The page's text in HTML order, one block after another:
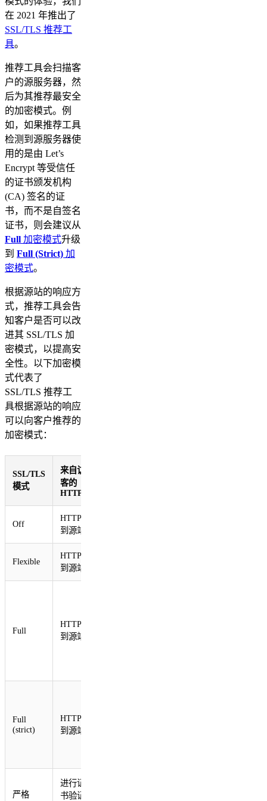
在 2021 年推出了
SSL/TLS 推荐工
具。
推荐工具会扫描客
户的源服务器，然
后为其推荐最安全
的加密模式。例
如，如果推荐工具
检测到源服务器使
用的是由 Let’s
Encrypt 等受信任
的证书颁发机构
(CA) 签名的证
书，而不是自签名
证书，则会建议从
Full 加密模式升级
到 Full (Strict) 加
密模式。
根据源站的响应方
式，推荐工具会告
知客户是否可以改
进其 SSL/TLS 加
密模式，以提高安
全性。以下加密模
式代表了
SSL/TLS 推荐工
具根据源站的响应
可以向客户推荐的
加密模式：
SSL/TLS
模式
来自访
客的
HTTP
Off
HTTP
到源站
Flexible
HTTP
到源站
Full
HTTP
到源站
Full
(strict)
HTTP
到源站
严格
进行证
书验证